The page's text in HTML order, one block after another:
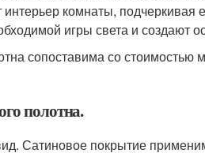
интерьер комнаты,
игры света и создают
сопоставима со стоимостью
полотна.
Сатиновое покрытие